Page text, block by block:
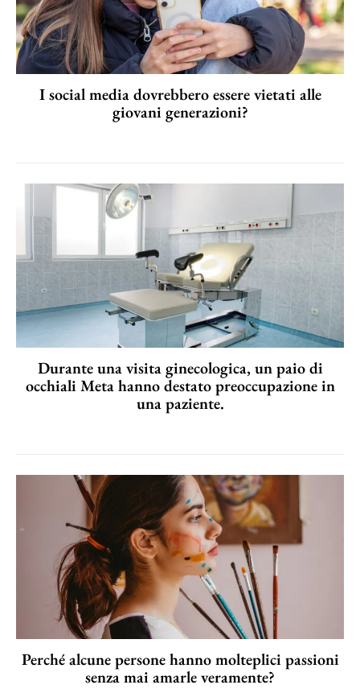
I social media dovrebbero essere vietati alle
giovani generazioni?
Durante una visita ginecologica, un paio di
occhiali Meta hanno destato preoccupazione in
una paziente.
Perché alcune persone hanno molteplici passioni
senza mai amarle veramente?